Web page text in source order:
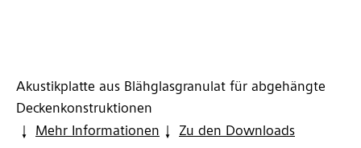
Akustikplatte aus Blähglasgranulat für abgehängte
Deckenkonstruktionen
Mehr Informationen
Zu den Downloads